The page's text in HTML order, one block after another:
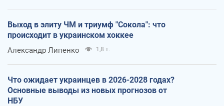
Выход в элиту ЧМ и триумф "Сокола": что
происходит в украинском хоккее
Александр Липенко 1,8 т.
Что ожидает украинцев в 2026-2028 годах?
Основные выводы из новых прогнозов от
НБУ